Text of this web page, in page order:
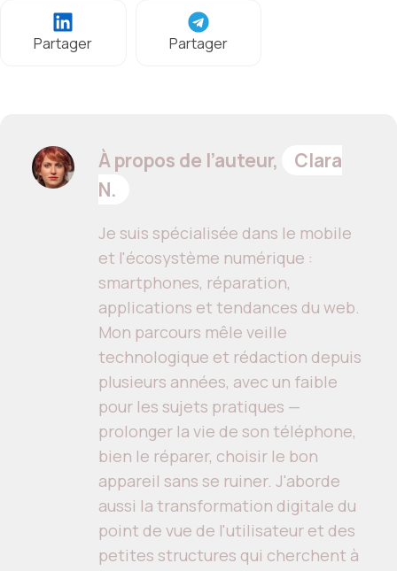
Partager Partager
À propos de l’auteur,
Clara
N.
Je suis spécialisée dans le mobile
et l'écosystème numérique :
smartphones, réparation,
applications et tendances du web.
Mon parcours mêle veille
technologique et rédaction depuis
plusieurs années, avec un faible
pour les sujets pratiques —
prolonger la vie de son téléphone,
bien le réparer, choisir le bon
appareil sans se ruiner. J'aborde
aussi la transformation digitale du
point de vue de l'utilisateur et des
petites structures qui cherchent à